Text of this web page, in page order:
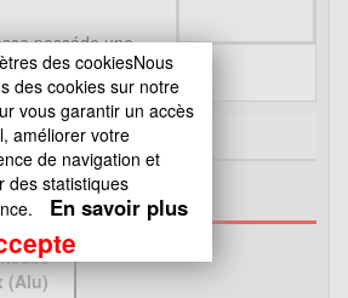
posséde une
1
:
des cookiesNous
des cookies sur notre
vous garantir un accès
améliorer votre
de navigation et
des statistiques
En savoir plus